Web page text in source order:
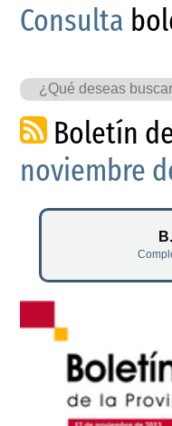
Consulta
Boletín
noviembre